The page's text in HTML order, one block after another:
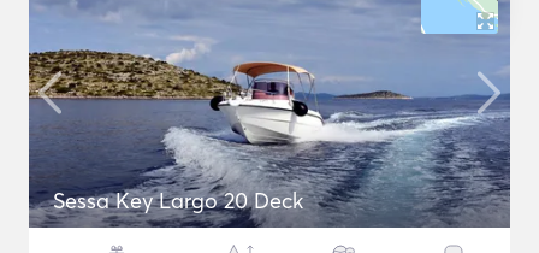
Sessa Key Largo 20 Deck